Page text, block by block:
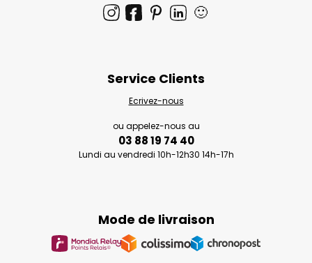
🙂
Mode de livraison
Service Clients
Ecrivez-nous
ou appelez-nous au
03 88 19 74 40
Lundi au vendredi 10h-12h30 14h-17h